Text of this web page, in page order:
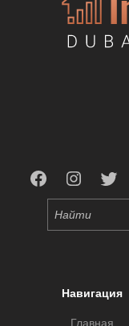
Навигация
Главная